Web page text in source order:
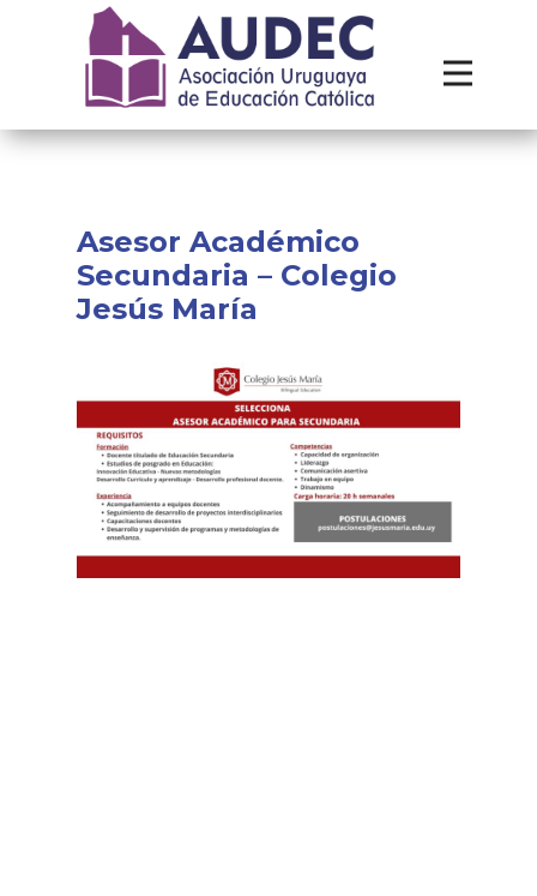
Institucional
Recursos
Asesor Académico
Secundaria – Colegio
Jesús María